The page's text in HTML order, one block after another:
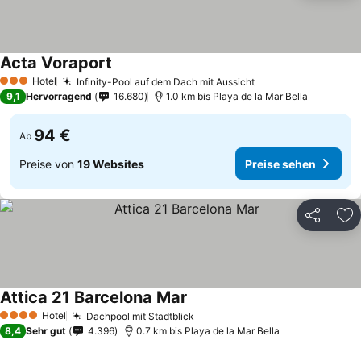
3 SterneHotel Infinity-Pool auf dem Dach mit Aussicht
Acta Voraport
9,1 Hervorragend 16.680 1.0 km bis Playa de la Mar Bella
Ab 94 €
Preise von 19 Websites Preise sehen
Teilen
4 Sterne Hotel Dachpool mit Stadtblick
Attica 21 Barcelona Mar
8,4 Sehr gut 4.396 0.7 km bis Playa de la Mar Bella